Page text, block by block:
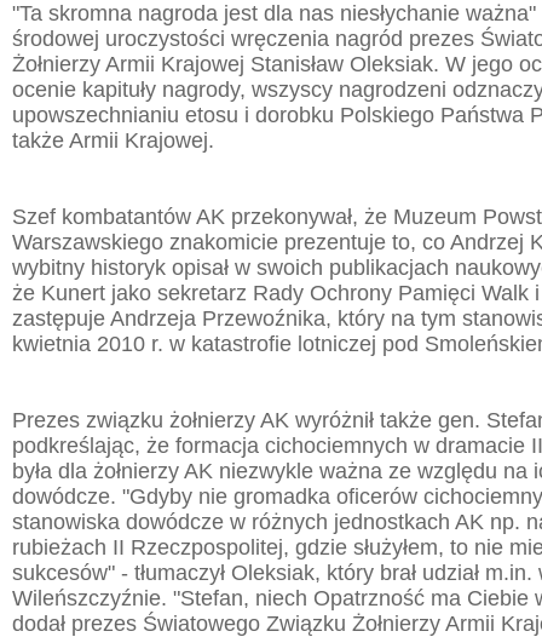
"Ta skromna nagroda jest dla nas niesłychanie
środowej uroczystości wręczenia nagród prezes
Żołnierzy Armii Krajowej Stanisław Oleksiak. W jego
ocenie kapituły nagrody, wszyscy nagrodzeni
upowszechnianiu etosu i dorobku Polskiego Państwa
także Armii Krajowej.
Szef kombatantów AK przekonywał, że Muzeum
Warszawskiego znakomicie prezentuje to, co Andrzej
wybitny historyk opisał w swoich publikacjach
że Kunert jako sekretarz Rady Ochrony Pamięci Walk
zastępuje Andrzeja Przewoźnika, który na tym
kwietnia 2010 r. w katastrofie lotniczej pod
Prezes związku żołnierzy AK wyróżnił także gen.
podkreślając, że formacja cichociemnych w dramacie
była dla żołnierzy AK niezwykle ważna ze względu na
dowódcze. "Gdyby nie gromadka oficerów
stanowiska dowódcze w różnych jednostkach AK np.
rubieżach II Rzeczpospolitej, gdzie służyłem, to nie
sukcesów" - tłumaczył Oleksiak, który brał udział
Wileńszczyźnie. "Stefan, niech Opatrzność ma Ciebie
dodał prezes Światowego Związku Żołnierzy Armii